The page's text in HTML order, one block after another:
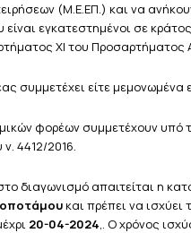
(Μ.Ε.ΕΠ.) και να
εγκατεστημένοι σε
ΧΙ του Προσαρτήματος
συμμετέχει είτε μεμονωμένα
φορέων συμμετέχουν υπό
4412/2016.
διαγωνισμό απαιτείται η
και πρέπει να
20-04-2024,. Ο χρόνος